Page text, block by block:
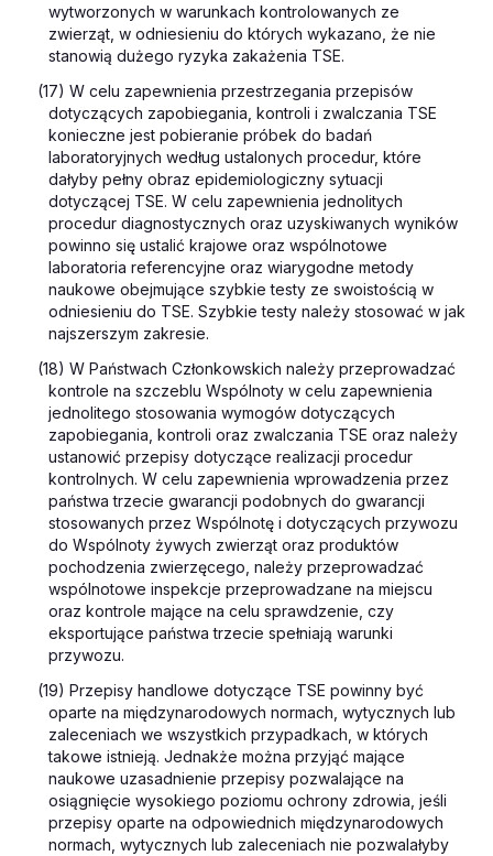
wytworzonych w warunkach kontrolowanych ze
zwierząt, w odniesieniu do których wykazano, że nie
stanowią dużego ryzyka zakażenia TSE.
(17) W celu zapewnienia przestrzegania przepisów
dotyczących zapobiegania, kontroli i zwalczania TSE
konieczne jest pobieranie próbek do badań
laboratoryjnych według ustalonych procedur, które
dałyby pełny obraz epidemiologiczny sytuacji
dotyczącej TSE. W celu zapewnienia jednolitych
procedur diagnostycznych oraz uzyskiwanych wyników
powinno się ustalić krajowe oraz wspólnotowe
laboratoria referencyjne oraz wiarygodne metody
naukowe obejmujące szybkie testy ze swoistością w
odniesieniu do TSE. Szybkie testy należy stosować w jak
najszerszym zakresie.
(18) W Państwach Członkowskich należy przeprowadzać
kontrole na szczeblu Wspólnoty w celu zapewnienia
jednolitego stosowania wymogów dotyczących
zapobiegania, kontroli oraz zwalczania TSE oraz należy
ustanowić przepisy dotyczące realizacji procedur
kontrolnych. W celu zapewnienia wprowadzenia przez
państwa trzecie gwarancji podobnych do gwarancji
stosowanych przez Wspólnotę i dotyczących przywozu
do Wspólnoty żywych zwierząt oraz produktów
pochodzenia zwierzęcego, należy przeprowadzać
wspólnotowe inspekcje przeprowadzane na miejscu
oraz kontrole mające na celu sprawdzenie, czy
eksportujące państwa trzecie spełniają warunki
przywozu.
(19) Przepisy handlowe dotyczące TSE powinny być
oparte na międzynarodowych normach, wytycznych lub
zaleceniach we wszystkich przypadkach, w których
takowe istnieją. Jednakże można przyjąć mające
naukowe uzasadnienie przepisy pozwalające na
osiągnięcie wysokiego poziomu ochrony zdrowia, jeśli
przepisy oparte na odpowiednich międzynarodowych
normach, wytycznych lub zaleceniach nie pozwalałyby